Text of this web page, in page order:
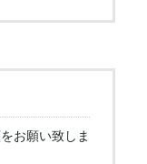
お願い致しま